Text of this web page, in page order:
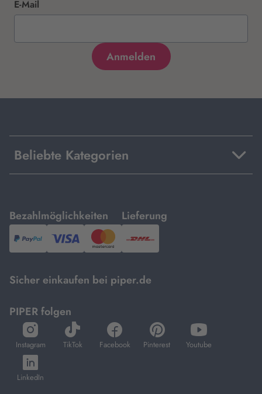
E-Mail
Beliebte Kategorien
Bezahlmöglichkeiten
mit
PayPal,Visa
und
Lieferung
mit
DHL.
Sicher einkaufen bei piper.de
PIPER folgen
Instagram
öffnet
in
neuem
Tab
TikTok
öffnet
in
Facebook
öffnet
in
Pinterest
öffnet
in
Youtube
öffnet
in
LinkedIn
öffnet
in